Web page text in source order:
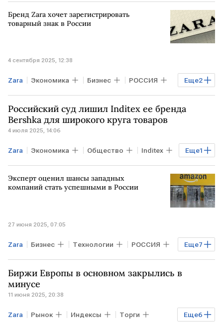
САНКТ-ПЕТЕРБУРГ КАЗАНЬ Inditex
Bershka Мировая экономика
Бренд Zara хочет зарегистрировать
товарный знак в России
4 сентября 2025, 12:38
Еще2
Zara Экономика Бизнес РОССИЯ
Inditex Uniqlo
Российский суд лишил Inditex ее бренда
Bershka для широкого круга товаров
4 июля 2025, 14:06
Еще1
Zara Экономика Общество Inditex
Роспатент
Эксперт оценил шансы западных
компаний стать успешными в России
27 июня 2025, 07:05
Еще7
Zara Бизнес Технологии РОССИЯ
РФ МОСКВА ИНДИЯ
Владимир Путин Денис Мантуров
АКИТ Dior
Биржи Европы в основном закрылись в
минусе
11 июня 2025, 20:38
Еще6
Zara Рынок Индексы Торги